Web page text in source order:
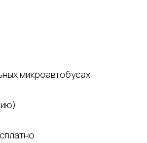
микроавтобусах